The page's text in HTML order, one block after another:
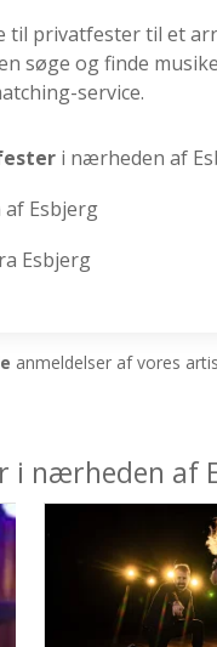
privatfester til et
søge og finde
service.
i nærheden af
Esbjerg
Esbjerg
anmeldelser af vores
i nærheden af